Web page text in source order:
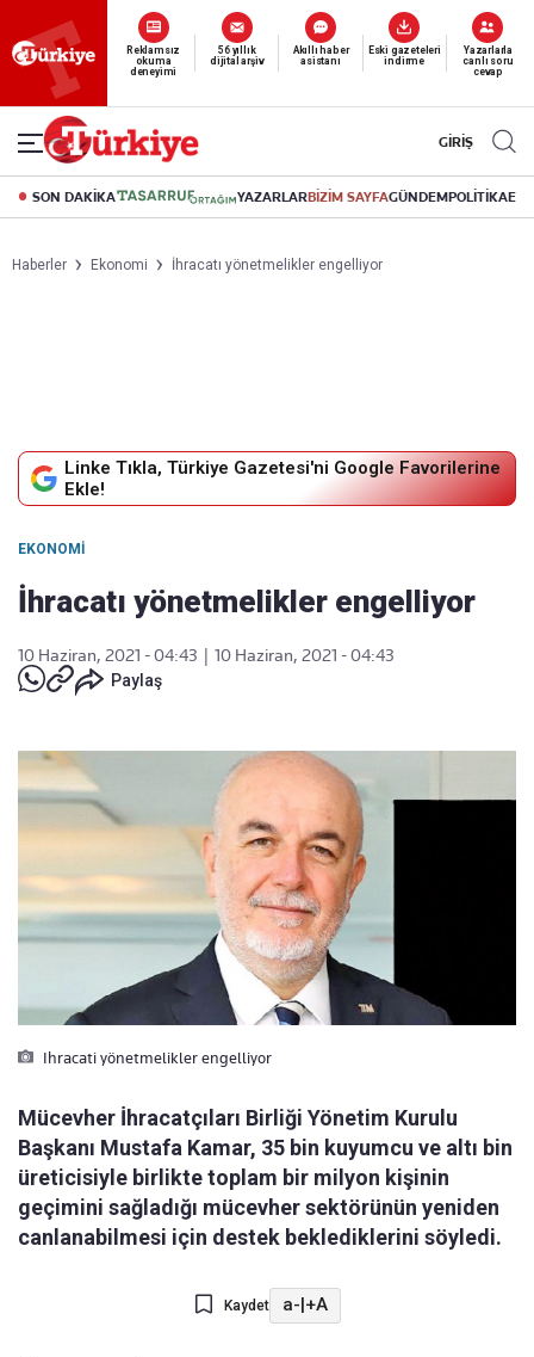
Reklamsız
okuma
deneyimi
56 yıllık
dijital arşiv
Akıllı haber
asistanı
Eski gazeteleri
indirme
Yazarlarla
canlı soru
cevap
GİRİŞ
SON DAKİKA YAZARLARBİZİM SAYFAGÜNDEMPOLİTİKA
Haberler Ekonomi İhracatı yönetmelikler engelliyor
Linke Tıkla, Türkiye Gazetesi'ni Google Favorilerine
Ekle!
EKONOMI
İhracatı yönetmelikler engelliyor
10 Haziran, 2021 - 04:43
10 Haziran, 2021 - 04:43
Paylaş
Ihracati yönetmelikler engelliyor
Mücevher İhracatçıları Birliği Yönetim Kurulu
Başkanı Mustafa Kamar, 35 bin kuyumcu ve altı bin
üreticisiyle birlikte toplam bir milyon kişinin
geçimini sağladığı mücevher sektörünün yeniden
canlanabilmesi için destek beklediklerini söyledi.
Kaydet a- +A